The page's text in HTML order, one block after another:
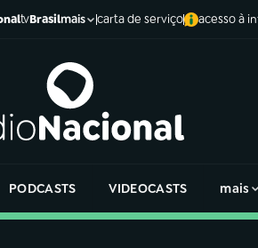
tvBrasilmais carta de serviço acesso à
PODCASTS VIDEOCASTS mais